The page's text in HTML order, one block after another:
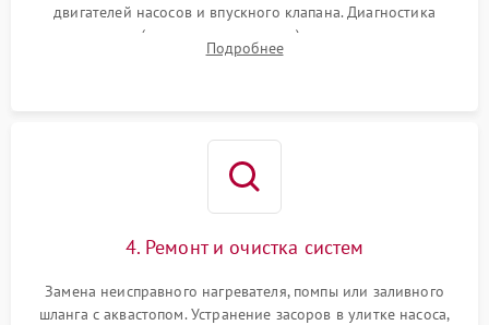
двигателей насосов и впускного клапана. Диагностика
прессостата (датчика уровня воды), датчика мутности,
концевика дверцы и электронного модуля управления.
Подробнее
4. Ремонт и очистка систем
Замена неисправного нагревателя, помпы или заливного
шланга с аквастопом. Устранение засоров в улитке насоса,